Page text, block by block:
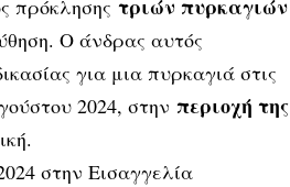
πρόκλησης τριών πυρκαγιών
Ο άνδρας αυτός
για μια πυρκαγιά στις
2024, στην περιοχή της
στην Εισαγγελία